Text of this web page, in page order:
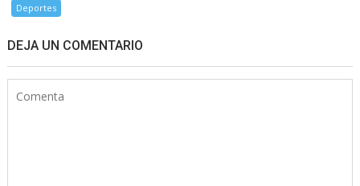
Deportes
DEJA UN COMENTARIO